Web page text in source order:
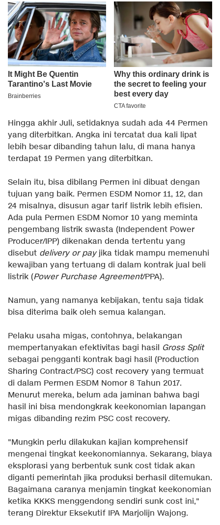
Hingga akhir Juli, setidaknya sudah ada 44 Permen
yang diterbitkan. Angka ini tercatat dua kali lipat
lebih besar dibanding tahun lalu, di mana hanya
terdapat 19 Permen yang diterbitkan.
Selain itu, bisa dibilang Permen ini dibuat dengan
tujuan yang baik. Permen ESDM Nomor 11, 12, dan
24 misalnya, disusun agar tarif listrik lebih efisien.
Ada pula Permen ESDM Nomor 10 yang meminta
pengembang listrik swasta (Independent Power
Producer/IPP) dikenakan denda tertentu yang
disebut delivery or payjika tidak mampu memenuhi
kewajiban yang tertuang di dalam kontrak jual beli
listrik (Power Purchase Agreement/PPA).
Namun, yang namanya kebijakan, tentu saja tidak
bisa diterima baik oleh semua kalangan.
Pelaku usaha migas, contohnya, belakangan
mempertanyakan efektivitas bagi hasil Gross Split
sebagai pengganti kontrak bagi hasil (Production
Sharing Contract/PSC) cost recovery yang termuat
di dalam Permen ESDM Nomor 8 Tahun 2017.
Menurut mereka, belum ada jaminan bahwa bagi
hasil ini bisa mendongkrak keekonomian lapangan
migas dibanding rezim PSC cost recovery.
"Mungkin perlu dilakukan kajian komprehensif
mengenai tingkat keekonomiannya. Sekarang, biaya
eksplorasi yang berbentuk sunk cost tidak akan
diganti pemerintah jika produksi berhasil ditemukan.
Bagaimana caranya menjamin tingkat keekonomian
ketika KKKS menggendong sendiri sunk cost ini,"
terang Direktur Eksekutif IPA Marjolijn Wajong.